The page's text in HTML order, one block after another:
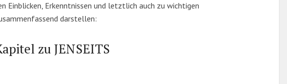
Einblicken, Erkenntnissen und letztlich auch zu wichtigen
darstellen:
zu JENSEITS